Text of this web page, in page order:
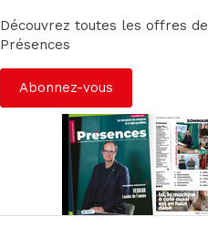
Découvrez toutes les offres de
Présences
Abonnez-vous